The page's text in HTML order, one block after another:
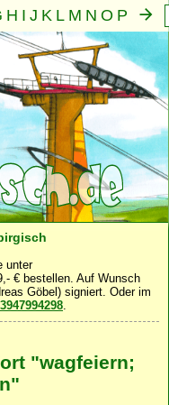
H I J K L M N O P
· Gemeinschaft·
unter
€ bestellen. Auf Wunsch
Göbel) signiert. Oder im
.
"wagfeiern;